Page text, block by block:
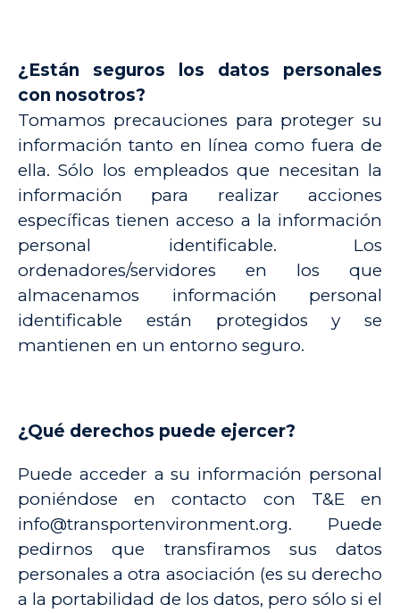
¿Están seguros los datos personales
con nosotros?
Tomamos precauciones para proteger su
información tanto en línea como fuera de
ella. Sólo los empleados que necesitan la
información para realizar acciones
específicas tienen acceso a la información
personal identificable. Los
ordenadores/servidores en los que
almacenamos información personal
identificable están protegidos y se
mantienen en un entorno seguro.
¿Qué derechos puede ejercer?
Puede acceder a su información personal
poniéndose en contacto con T&E en
info@transportenvironment.org. Puede
pedirnos que transfiramos sus datos
personales a otra asociación (es su derecho
a la portabilidad de los datos, pero sólo si el